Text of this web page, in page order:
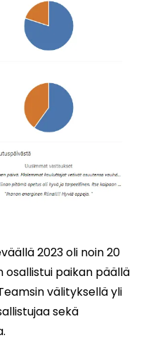
2023 oli noin 20
osallistui paikan päällä
välityksellä yli
sekä